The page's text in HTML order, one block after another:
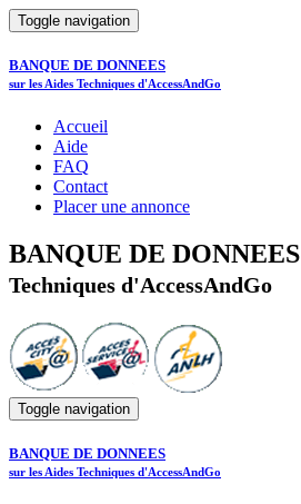
Toggle navigation
BANQUE DE DONNEES
sur les Aides Techniques d'AccessAndGo
Accueil
Aide
FAQ
Contact
Placer une annonce
BANQUE DE DONNEES
Techniques d'AccessAndGo
Toggle navigation
BANQUE DE DONNEES
sur les Aides Techniques d'AccessAndGo